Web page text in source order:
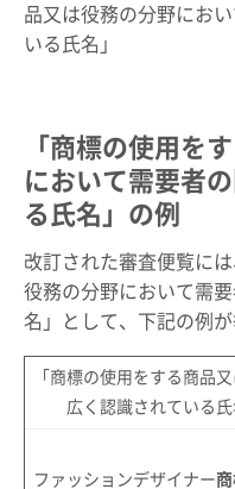
品又は役務の分野にお
いる氏名」
「 商標の使用を
において需要者
る氏名 」の例
改訂された審査便覧に
役務の分野において需
名」として、下記の例が
「商標の使用をする商品
広く認識されている
ファッションデザイナー